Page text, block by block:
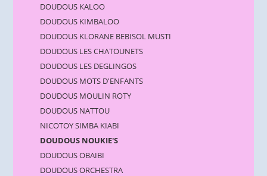
DOUDOUS KALOO
DOUDOUS KIMBALOO
DOUDOUS KLORANE BEBISOL MUSTI
DOUDOUS LES CHATOUNETS
DOUDOUS LES DEGLINGOS
DOUDOUS MOTS D'ENFANTS
DOUDOUS MOULIN ROTY
DOUDOUS NATTOU
NICOTOY SIMBA KIABI
DOUDOUS NOUKIE'S
DOUDOUS OBAIBI
DOUDOUS ORCHESTRA